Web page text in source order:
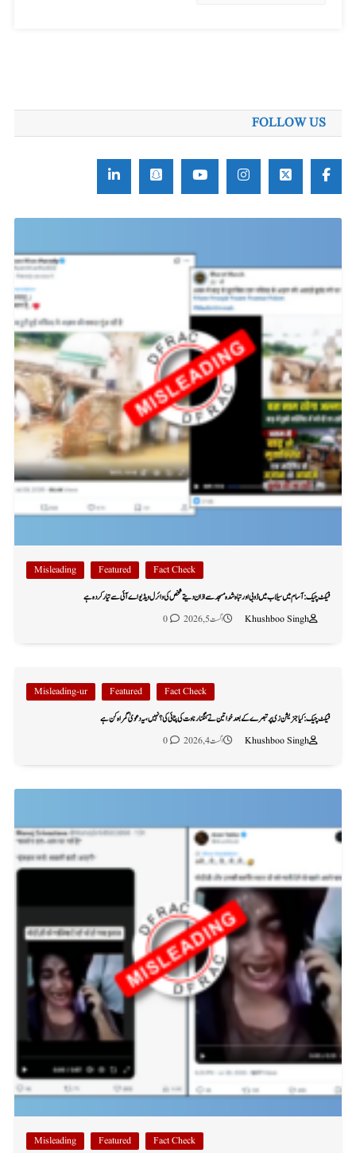
FOLLOW US
Fact Check
Featured
Misleading
فیکٹ چیک: آسام میں سیلاب میں ڈوبی اور تباہ شدہ مسجد سے اذان دیتے شخص کی وائرل ویڈیو اے آئی سے تیار کردہ ہے
Khushboo Singh
اگست 5, 2026 0
Fact Check
Featured
Misleading-ur
فیکٹ چیک: کیا جنریشن زی پر تبصرے کے بعد خواتین نے کنگنا رناوت کی پٹائی کی؟ نہیں، یہ دعویٰ گمراہ کن ہے
Khushboo Singh
اگست 4, 2026 0
Fact Check
Featured
Misleading